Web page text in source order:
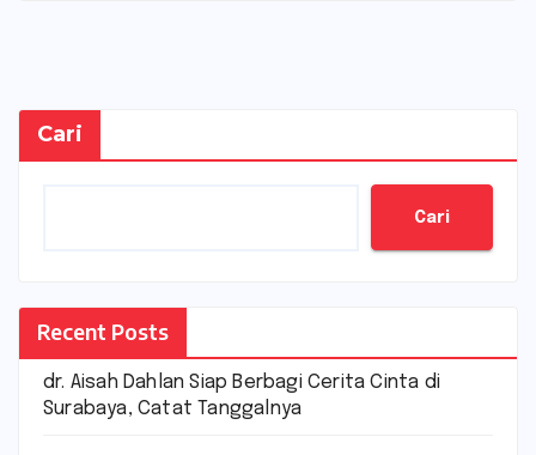
Cari
Cari
Recent Posts
dr. Aisah Dahlan Siap Berbagi Cerita Cinta di
Surabaya, Catat Tanggalnya